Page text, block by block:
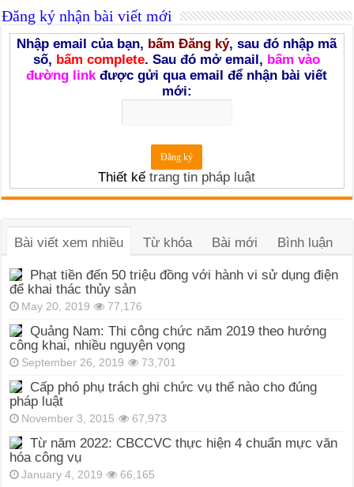
Đăng ký nhận bài viết mới
Nhập email của bạn, bấm Đăng ký, sau đó nhập mã
số, bấm complete. Sau đó mở email, bấm vào
đường linkđược gửi qua email để nhận bài viết
mới:
Thiết kếtrang tin pháp luật
Bài viết xem nhiều Từ khóa Bài mới Bình luận
Phạt tiền đến 50 triệu đồng với hành vi sử dụng điện
để khai thác thủy sản
May 20, 2019 77,176
Quảng Nam: Thi công chức năm 2019 theo hướng
công khai, nhiều nguyện vọng
September 26, 2019 73,701
Cấp phó phụ trách ghi chức vụ thế nào cho đúng
pháp luật
November 3, 2015 67,973
Từ năm 2022: CBCCVC thực hiện 4 chuẩn mực văn
hóa công vụ
January 4, 2019 66,165